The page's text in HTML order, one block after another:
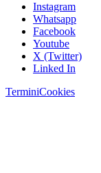
Instagram
Whatsapp
Facebook
Youtube
X (Twitter)
Linked In
TerminiCookies